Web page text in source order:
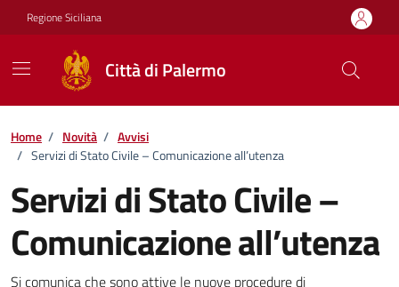
Vai ai contenuti
Vai al footer
Regione Siciliana
Città di Palermo
Home / Novità / Avvisi
/ Servizi di Stato Civile – Comunicazione all’utenza
Servizi di Stato Civile –
Comunicazione all’utenza
Si comunica che sono attive le nuove procedure di